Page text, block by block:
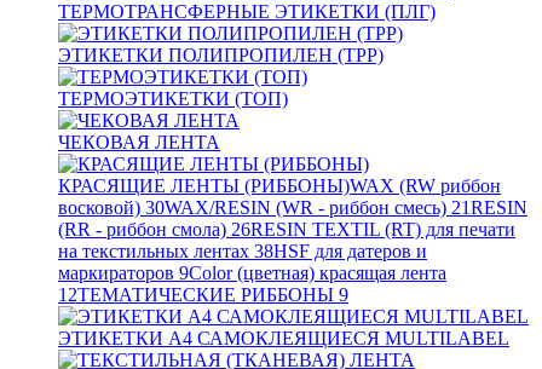
ТЕРМОТРАНСФЕРНЫЕ ЭТИКЕТКИ (ПЛГ)
ЭТИКЕТКИ ПОЛИПРОПИЛЕН (TPP)
ТЕРМОЭТИКЕТКИ (ТОП)
ЧЕКОВАЯ ЛЕНТА
КРАСЯЩИЕ ЛЕНТЫ (РИББОНЫ)WAX (RW риббон
восковой) 30WAX/RESIN (WR - риббон смесь) 21RESIN
(RR - риббон смола) 26RESIN TEXTIL (RT) для печати
на текстильных лентах 38HSF для датеров и
маркираторов 9Color (цветная) красящая лента
12ТЕМАТИЧЕСКИЕ РИББОНЫ 9
ЭТИКЕТКИ А4 САМОКЛЕЯЩИЕСЯ MULTILABEL